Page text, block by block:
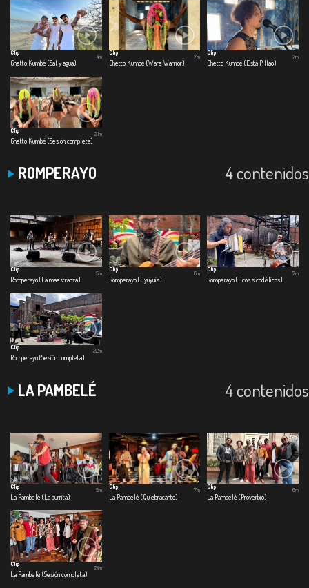
Clip
Ghetto Kumbé (Sal y agua)
4m
Clip
Ghetto Kumbé (Ware Warrior)
7m
Clip
Ghetto Kumbé (Está Pillao)
7m
Clip
Ghetto Kumbé (Sesión completa)
21m
ROMPERAYO 4 contenidos
Clip
Romperayo (La maestranza)
5m
Clip
Romperayo (Uyuyuis)
6m
Clip
Romperayo (Ecos sicodélicos)
7m
Clip
Romperayo (Sesión completa)
22m
LA PAMBELÉ 4 contenidos
Clip
La Pambelé (La burrita)
5m
Clip
La Pambelé (Quiebracanto)
7m
Clip
La Pambelé (Proverbio)
6m
Clip
La Pambelé (Sesión completa)
24m